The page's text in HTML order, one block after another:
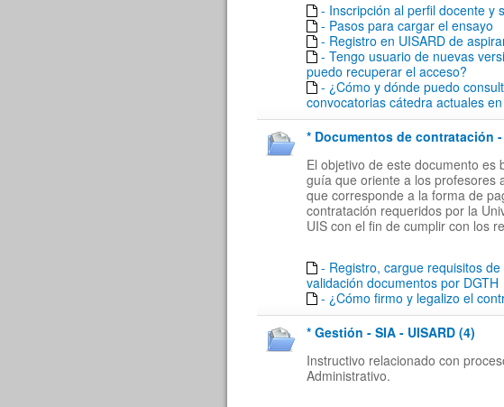
- Inscripción al perfil docente y
- Pasos para cargar el ensayo
- Registro en UISARD de
- Tengo usuario de nuevas
puedo recuperar el acceso?
- ¿Cómo y dónde puedo
convocatorias cátedra actuales
* Documentos de contratación
El objetivo de este documento
guía que oriente a los profesores
que corresponde a la forma de
contratación requeridos por la
UIS con el fin de cumplir con los
- Registro, cargue requisitos
validación documentos por DGTH
- ¿Cómo firmo y legalizo el
* Gestión - SIA - UISARD (4)
Instructivo relacionado con
Administrativo.